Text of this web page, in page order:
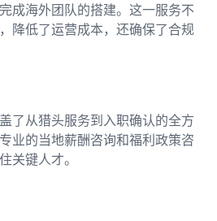
成海外团队的搭建。这一服务不
降低了运营成本，还确保了合规
了从猎头服务到入职确认的全方
业的当地薪酬咨询和福利政策咨
关键人才。